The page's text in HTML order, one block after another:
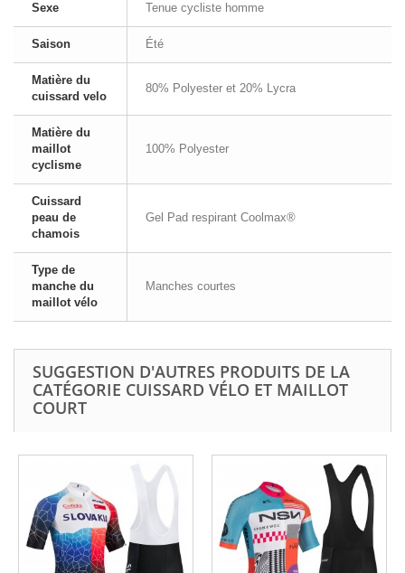
Sexe Tenue cycliste homme
Saison Été
Matière du
cuissard velo
80% Polyester et 20% Lycra
Matière du
maillot
cyclisme
100% Polyester
Cuissard
peau de
chamois
Gel Pad respirant Coolmax®
Type de
manche du
maillot vélo
Manches courtes
SUGGESTION D'AUTRES PRODUITS DE LA
CATÉGORIE CUISSARD VÉLO ET MAILLOT
COURT